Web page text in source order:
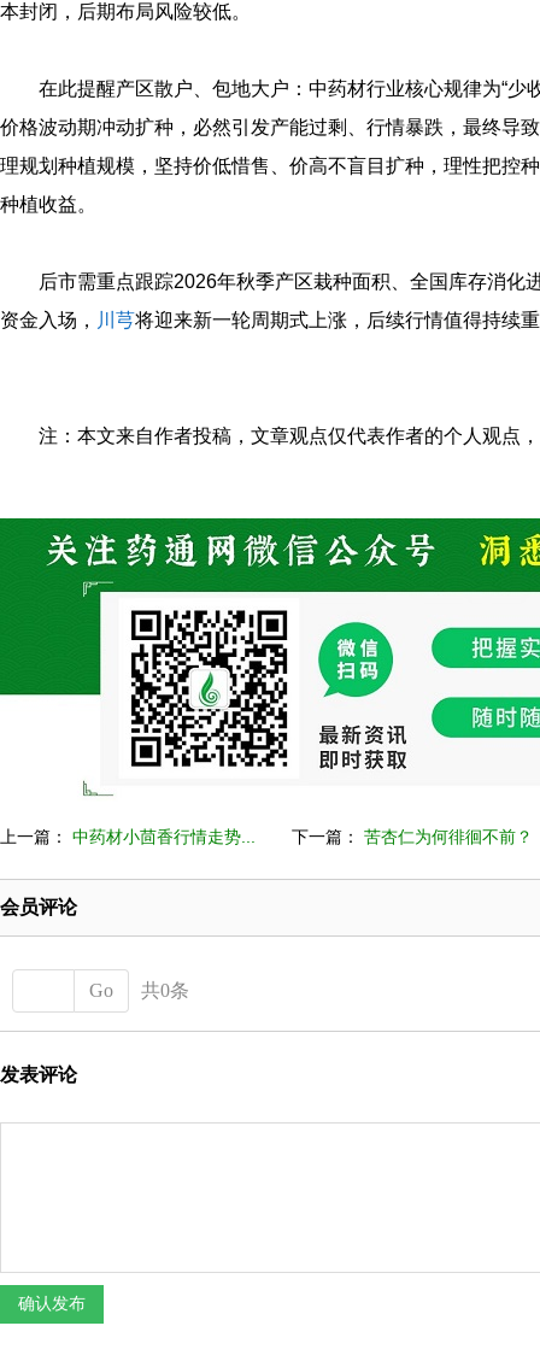
本封闭，后期布局风险较低。
在此提醒产区散户、包地大户：中药材行业核心规律为“少
价格波动期冲动扩种，必然引发产能过剩、行情暴跌，最终导
理规划种植规模，坚持价低惜售、价高不盲目扩种，理性把控
种植收益。
后市需重点跟踪2026年秋季产区栽种面积、全国库存消化
资金入场， 川芎将迎来新一轮周期式上涨，后续行情值得持续
注：本文来自作者投稿，文章观点仅代表作者的个人观点
上一篇： 中药材小茴香行情走势... 下一篇： 苦杏仁为何徘徊不前？
会员评论
Go 共0条
发表评论